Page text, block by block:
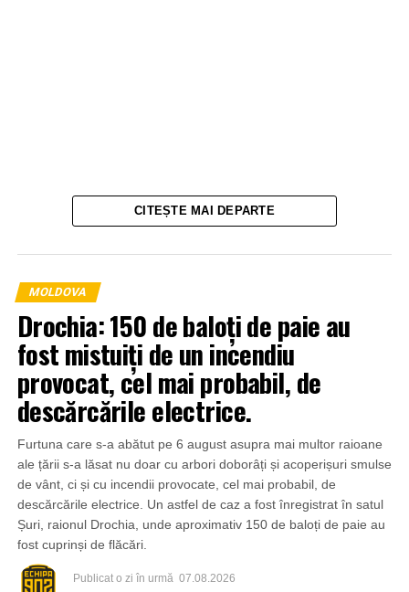
CITEȘTE MAI DEPARTE
MOLDOVA
Drochia: 150 de baloți de paie au
fost mistuiți de un incendiu
provocat, cel mai probabil, de
descărcările electrice.
Furtuna care s-a abătut pe 6 august asupra mai multor raioane
ale țării s-a lăsat nu doar cu arbori doborâți și acoperișuri smulse
de vânt, ci și cu incendii provocate, cel mai probabil, de
descărcările electrice. Un astfel de caz a fost înregistrat în satul
Șuri, raionul Drochia, unde aproximativ 150 de baloți de paie au
fost cuprinși de flăcări.
Publicat o zi în urmă 07.08.2026